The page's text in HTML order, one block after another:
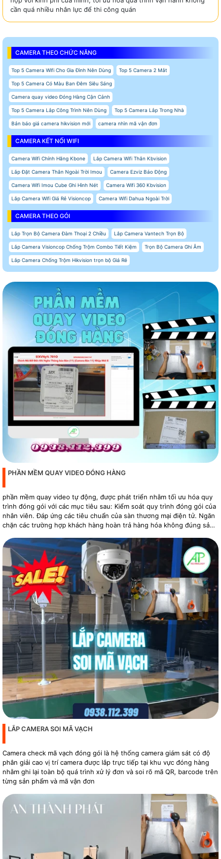
cần quá nhiều nhân lực để thi công quán
CAMERA THEO CHỨC NĂNG
Top 5 Camera Wifi Cho Gia Đình Nên Dùng Top 5 Camera 2 Mắt
Top 5 Camera Có Màu Ban Đêm Siêu Sáng
Camera quay video Đóng Hàng Cận Cảnh
Top 5 Camera Lắp Công Trình Nên Dùng Top 5 Camera Lắp Trong Nhà
Bản báo giá camera hikvision mới camera nhìn mã vận đơn
CAMERA KẾT NỐI WIFI
Camera Wifi Chính Hãng Kbone Lắp Camera Wifi Thân Kbvision
Lắp Đặt Camera Thân Ngoài Trời Imou Camera Ezviz Báo Động
Camera Wifi Imou Cube Ghi Hình Nét Camera Wifi 360 Kbvision
Lắp Camera Wifi Giá Rẻ Visioncop Camera Wifi Dahua Ngoài Trời
CAMERA THEO GÓI
Lắp Trọn Bộ Camera Đàm Thoại 2 Chiều Lắp Camera Vantech Trọn Bộ
Lắp Camera Visioncop Chống Trộm Combo Tiết Kiệm Trọn Bộ Camera Ghi Âm
Lắp Camera Chống Trộm Hikvision trọn bộ Giá Rẻ
PHẦN MỀM QUAY VIDEO ĐÓNG HÀNG
phần mềm quay video tự động, được phát triển nhằm tối ưu hóa quy
trình đóng gói với các mục tiêu sau: Kiểm soát quy trình đóng gói của
nhân viên. Đáp ứng các tiêu chuẩn của sàn thương mại điện tử. Ngăn
chặn các trường hợp khách hàng hoàn trả hàng hóa không đúng sản
LẮP CAMERA SOI MÃ VẠCH
Camera check mã vạch đóng gói là hệ thống camera giám sát có độ
phân giải cao vị trí camera được lắp trực tiếp tại khu vực đóng hàng
nhằm ghi lại toàn bộ quá trình xử lý đơn và soi rõ mã QR, barcode trên
từng sản phẩm và mã vận đơn